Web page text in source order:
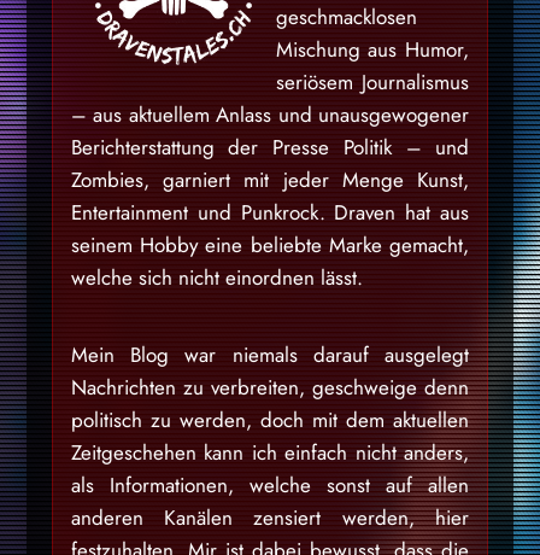
geschmacklosen
Mischung aus Humor,
seriösem Journalismus
– aus aktuellem Anlass und unausgewogener
Berichterstattung der Presse Politik – und
Zombies, garniert mit jeder Menge Kunst,
Entertainment und Punkrock. Draven hat aus
seinem Hobby eine beliebte Marke gemacht,
welche sich nicht einordnen lässt.
Mein Blog war niemals darauf ausgelegt
Nachrichten zu verbreiten, geschweige denn
politisch zu werden, doch mit dem aktuellen
Zeitgeschehen kann ich einfach nicht anders,
als Informationen, welche sonst auf allen
anderen Kanälen zensiert werden, hier